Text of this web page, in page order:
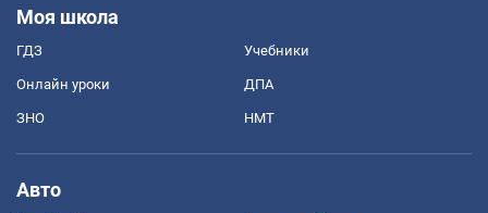
Моя школа
ГДЗ Учебники
Онлайн уроки ДПА
ЗНО НМТ
Авто